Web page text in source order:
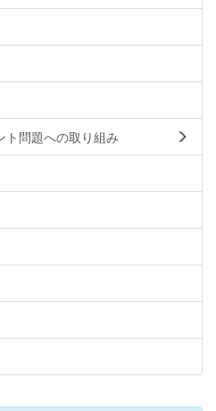
ト問題への取り組み